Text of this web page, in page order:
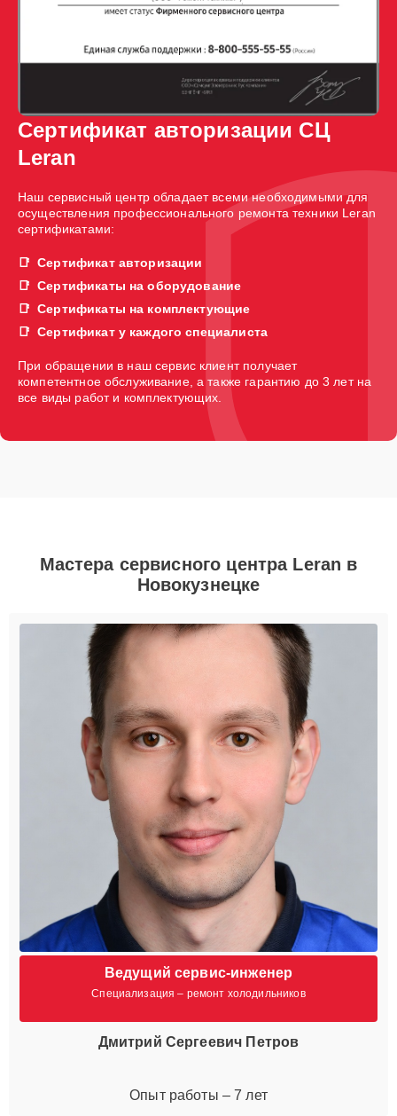
Сертификат авторизации СЦ
Leran
Наш сервисный центр обладает всеми необходимыми для
осуществления профессионального ремонта техники Leran
сертификатами:
Сертификат авторизации
Сертификаты на оборудование
Сертификаты на комплектующие
Сертификат у каждого специалиста
При обращении в наш сервис клиент получает
компетентное обслуживание, а также гарантию до 3 лет на
все виды работ и комплектующих.
Мастера сервисного центра Leran в
Новокузнецке
Ведущий сервис-инженер
Специализация – ремонт холодильников
Дмитрий Сергеевич Петров
Опыт работы – 7 лет